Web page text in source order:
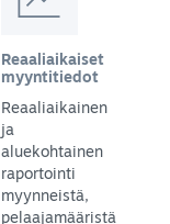
Reaaliaikaiset
myyntitiedot
Reaaliaikainen
ja
aluekohtainen
raportointi
myynneistä,
pelaajamääristä